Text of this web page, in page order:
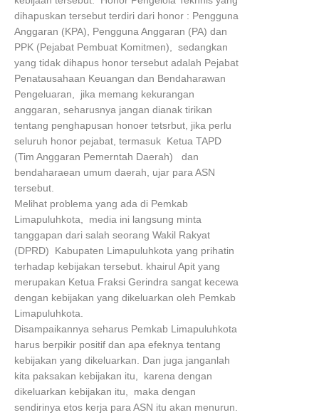
dihapuskan tersebut terdiri dari honor : Pengguna
Anggaran (KPA), Pengguna Anggaran (PA) dan
PPK (Pejabat Pembuat Komitmen), sedangkan
yang tidak dihapus honor tersebut adalah Pejabat
Penatausahaan Keuangan dan Bendaharawan
Pengeluaran, jika memang kekurangan
anggaran, seharusnya jangan dianak tirikan
tentang penghapusan honoer tetsrbut, jika perlu
seluruh honor pejabat, termasuk Ketua TAPD
(Tim Anggaran Pemerntah Daerah) dan
bendaharaean umum daerah, ujar para ASN
tersebut.
Melihat problema yang ada di Pemkab
Limapuluhkota, media ini langsung minta
tanggapan dari salah seorang Wakil Rakyat
(DPRD) Kabupaten Limapuluhkota yang prihatin
terhadap kebijakan tersebut. khairul Apit yang
merupakan Ketua Fraksi Gerindra sangat kecewa
dengan kebijakan yang dikeluarkan oleh Pemkab
Limapuluhkota.
Disampaikannya seharus Pemkab Limapuluhkota
harus berpikir positif dan apa efeknya tentang
kebijakan yang dikeluarkan. Dan juga janganlah
kita paksakan kebijakan itu, karena dengan
dikeluarkan kebijakan itu, maka dengan
sendirinya etos kerja para ASN itu akan menurun.